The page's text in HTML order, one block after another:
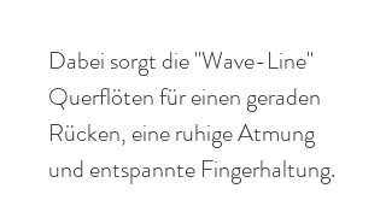
Dabei sorgt die"Wave-Line"
Querflöten für einen geraden
Rücken, eineruhigeAtmung
und entspannte Fingerhaltung.